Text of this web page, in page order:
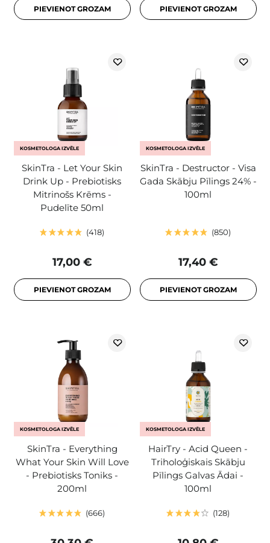
PIEVIENOT GROZAM PIEVIENOT GROZAM
KOSMETOLOGA IZVĒLE
SkinTra - Let Your Skin
Drink Up - Prebiotisks
Mitrinošs Krēms -
Pudelīte 50ml
418
17,00 €
PIEVIENOT GROZAM
KOSMETOLOGA IZVĒLE
SkinTra - Destructor - Visa
Gada Skābju Pīlings 24% -
100ml
850
17,40 €
PIEVIENOT GROZAM
KOSMETOLOGA IZVĒLE
SkinTra - Everything
What Your Skin Will Love
- Prebiotisks Toniks -
200ml
666
KOSMETOLOGA IZVĒLE
HairTry - Acid Queen -
Triholoģiskais Skābju
Pīlings Galvas Ādai -
100ml
128